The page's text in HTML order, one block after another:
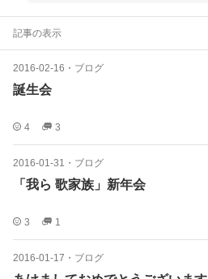
記事の表示
2016-02-16 ・ ブログ
誕生会
4 3
2016-01-31 ・ ブログ
「我ら 歌家族」新年会
3 1
2016-01-17 ・ ブログ